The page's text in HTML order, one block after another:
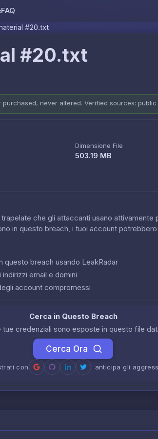
FAQ
#20.txt
#20.txt
purchased, never altered. Verified sources:
Dimensione File
503.19 MB
che gli attaccanti usano
in questo breach, i tuoi account
questo breach usando LeakRadar
email e domini
account compromessi
Cerca in Questo Breach
tue credenziali sono esposte in questo file
Cerca Ora
con · anticipa gli